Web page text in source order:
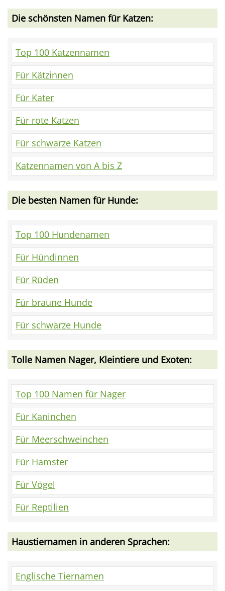
Die schönsten Namen für Katzen:
Top 100 Katzennamen
Für Kätzinnen
Für Kater
Für rote Katzen
Für schwarze Katzen
Katzennamen von A bis Z
Die besten Namen für Hunde:
Top 100 Hundenamen
Für Hündinnen
Für Rüden
Für braune Hunde
Für schwarze Hunde
Tolle Namen Nager, Kleintiere und Exoten:
Top 100 Namen für Nager
Für Kaninchen
Für Meerschweinchen
Für Hamster
Für Vögel
Für Reptilien
Haustiernamen in anderen Sprachen:
Englische Tiernamen